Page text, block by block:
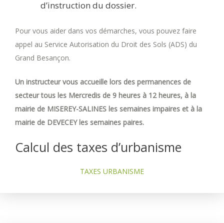
d’instruction du dossier.
Pour vous aider dans vos démarches, vous pouvez faire
appel au Service Autorisation du Droit des Sols (ADS) du
Grand Besançon.
Un instructeur vous accueille lors des permanences de
secteur tous les Mercredis de 9 heures à 12 heures, à la
mairie de MISEREY-SALINES les semaines impaires et à la
mairie de DEVECEY les semaines paires.
Calcul des taxes d’urbanisme
TAXES URBANISME